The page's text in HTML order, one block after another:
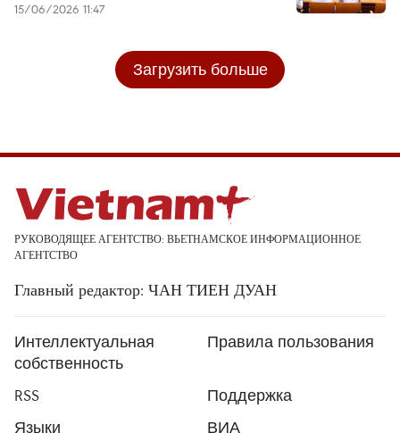
15/06/2026 11:47
Загрузить больше
РУКОВОДЯЩЕЕ АГЕНТСТВО: ВЬЕТНАМСКОЕ ИНФОРМАЦИОННОЕ
АГЕНТСТВО
Главный редактор: ЧАН ТИЕН ДУАН
Интеллектуальная
собственность
Правила пользования
RSS
Поддержка
Языки
ВИА